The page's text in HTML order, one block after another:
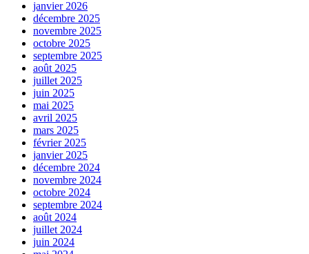
janvier 2026
décembre 2025
novembre 2025
octobre 2025
septembre 2025
août 2025
juillet 2025
juin 2025
mai 2025
avril 2025
mars 2025
février 2025
janvier 2025
décembre 2024
novembre 2024
octobre 2024
septembre 2024
août 2024
juillet 2024
juin 2024